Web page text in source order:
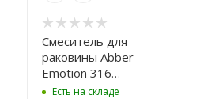
Смеситель для
раковины Abber
Emotion 316
AF8808BRG розовое
Есть на складе